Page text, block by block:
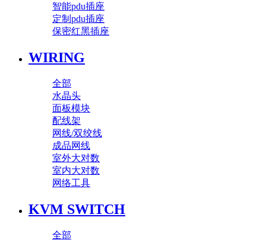
智能pdu插座
定制pdu插座
保密红黑插座
WIRING
全部
水晶头
面板模块
配线架
网线/双绞线
成品网线
室外大对数
室内大对数
网络工具
KVM SWITCH
全部